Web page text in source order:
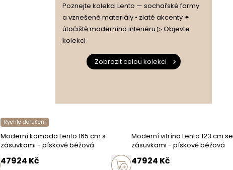
Poznejte kolekci Lento — sochařské formy
a vznešené materiály • zlaté akcenty ✦
útočiště moderního interiéru ▷ Objevte
kolekci
Zobrazit celou kolekci
Rychlé doručení
Moderní komoda Lento 165 cm s
zásuvkami - pískově béžová
47924 Kč
Moderní vitrína Lento 123 cm se
zásuvkami - pískově béžová
47924 Kč